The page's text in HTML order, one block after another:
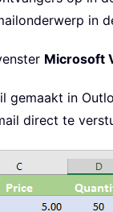
by cell value
.Send
in
Microsoft
gemaakt in
direct te